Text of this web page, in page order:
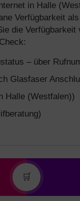
in Halle
Verfügbarkeit
die Verfügbarkeit
– über
Glasfaser
Halle (Westfalen))
🛒